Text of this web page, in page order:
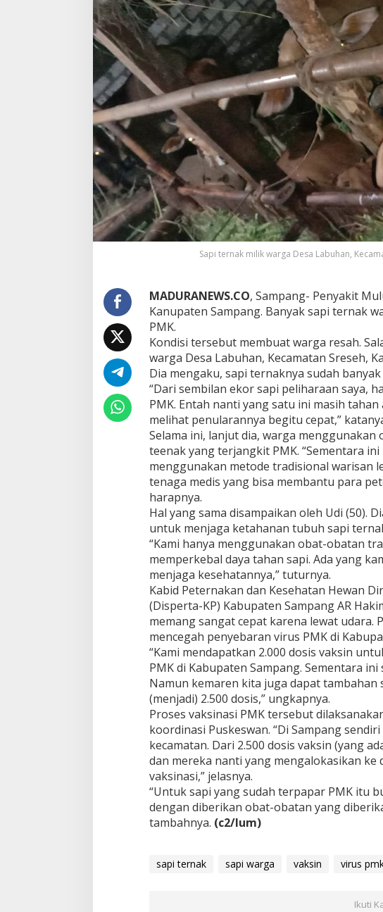
Sapi ternak milik warga Desa Labuhan,
MADURANEWS.CO, Sampang- Penyakit
Kanupaten Sampang. Banyak sapi ternak
PMK.
Kondisi tersebut membuat warga resah.
warga Desa Labuhan, Kecamatan Sreseh,
Dia mengaku, sapi ternaknya sudah
“Dari sembilan ekor sapi peliharaan saya,
PMK. Entah nanti yang satu ini masih
melihat penularannya begitu cepat,”
Selama ini, lanjut dia, warga
teenak yang terjangkit PMK. “Sementara
menggunakan metode tradisional warisan
tenaga medis yang bisa membantu para
harapnya.
Hal yang sama disampaikan oleh Udi (50).
untuk menjaga ketahanan tubuh sapi
“Kami hanya menggunakan obat-obatan
memperkebal daya tahan sapi. Ada yang
menjaga kesehatannya,” tuturnya.
Kabid Peternakan dan Kesehatan Hewan
(Disperta-KP) Kabupaten Sampang AR
memang sangat cepat karena lewat udara.
mencegah penyebaran virus PMK di
“Kami mendapatkan 2.000 dosis vaksin
PMK di Kabupaten Sampang. Sementara
Namun kemaren kita juga dapat tambahan
(menjadi) 2.500 dosis,” ungkapnya.
Proses vaksinasi PMK tersebut
koordinasi Puskeswan. “Di Sampang
kecamatan. Dari 2.500 dosis vaksin (yang
dan mereka nanti yang mengalokasikan ke
vaksinasi,” jelasnya.
“Untuk sapi yang sudah terpapar PMK itu
dengan diberikan obat-obatan yang
tambahnya. (c2/lum)
sapi ternak sapi warga vaksin virus
Ikuti